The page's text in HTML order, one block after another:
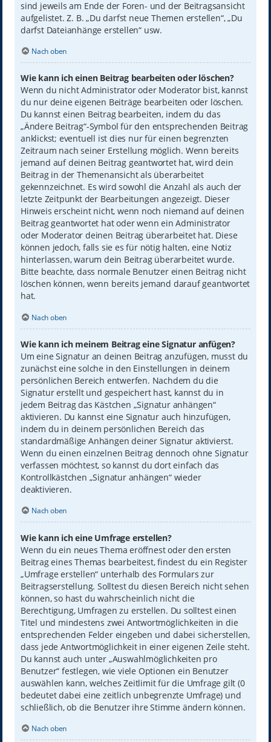
sind jeweils am Ende der Foren- und der Beitragsansicht
aufgelistet. Z. B. „Du darfst neue Themen erstellen“, „Du
darfst Dateianhänge erstellen“ usw.
Nach oben
Wie kann ich einen Beitrag bearbeiten oder löschen?
Wenn du nicht Administrator oder Moderator bist, kannst
du nur deine eigenen Beiträge bearbeiten oder löschen.
Du kannst einen Beitrag bearbeiten, indem du das
„Ändere Beitrag“-Symbol für den entsprechenden Beitrag
anklickst; eventuell ist dies nur für einen begrenzten
Zeitraum nach seiner Erstellung möglich. Wenn bereits
jemand auf deinen Beitrag geantwortet hat, wird dein
Beitrag in der Themenansicht als überarbeitet
gekennzeichnet. Es wird sowohl die Anzahl als auch der
letzte Zeitpunkt der Bearbeitungen angezeigt. Dieser
Hinweis erscheint nicht, wenn noch niemand auf deinen
Beitrag geantwortet hat oder wenn ein Administrator
oder Moderator deinen Beitrag überarbeitet hat. Diese
können jedoch, falls sie es für nötig halten, eine Notiz
hinterlassen, warum dein Beitrag überarbeitet wurde.
Bitte beachte, dass normale Benutzer einen Beitrag nicht
löschen können, wenn bereits jemand darauf geantwortet
hat.
Nach oben
Wie kann ich meinem Beitrag eine Signatur anfügen?
Um eine Signatur an deinen Beitrag anzufügen, musst du
zunächst eine solche in den Einstellungen in deinem
persönlichen Bereich entwerfen. Nachdem du die
Signatur erstellt und gespeichert hast, kannst du in
jedem Beitrag das Kästchen „Signatur anhängen“
aktivieren. Du kannst eine Signatur auch hinzufügen,
indem du in deinem persönlichen Bereich das
standardmäßige Anhängen deiner Signatur aktivierst.
Wenn du einen einzelnen Beitrag dennoch ohne Signatur
verfassen möchtest, so kannst du dort einfach das
Kontrollkästchen „Signatur anhängen“ wieder
deaktivieren.
Nach oben
Wie kann ich eine Umfrage erstellen?
Wenn du ein neues Thema eröffnest oder den ersten
Beitrag eines Themas bearbeitest, findest du ein Register
„Umfrage erstellen“ unterhalb des Formulars zur
Beitragserstellung. Solltest du diesen Bereich nicht sehen
können, so hast du wahrscheinlich nicht die
Berechtigung, Umfragen zu erstellen. Du solltest einen
Titel und mindestens zwei Antwortmöglichkeiten in die
entsprechenden Felder eingeben und dabei sicherstellen,
dass jede Antwortmöglichkeit in einer eigenen Zeile steht.
Du kannst auch unter „Auswahlmöglichkeiten pro
Benutzer“ festlegen, wie viele Optionen ein Benutzer
auswählen kann, welches Zeitlimit für die Umfrage gilt (0
bedeutet dabei eine zeitlich unbegrenzte Umfrage) und
schließlich, ob die Benutzer ihre Stimme ändern können.
Nach oben